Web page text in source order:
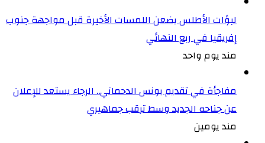
لبؤات الأطلس يضعن اللمسات الأخيرة قبل مواجهة جنوب
إفريقيا في ربع النهائي
مند يوم واحد
مفاجأة في تقديم يونس الدحماني.. الرجاء يستعد للإعلان
عن جناحه الجديد وسط ترقب جماهيري
مند يومين